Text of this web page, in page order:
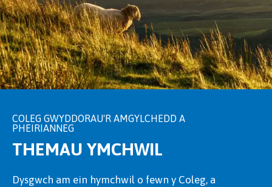
COLEG GWYDDORAU'R AMGYLCHEDD A
PHEIRIANNEG
THEMAU YMCHWIL
Dysgwch am ein hymchwil o fewn y Coleg, a